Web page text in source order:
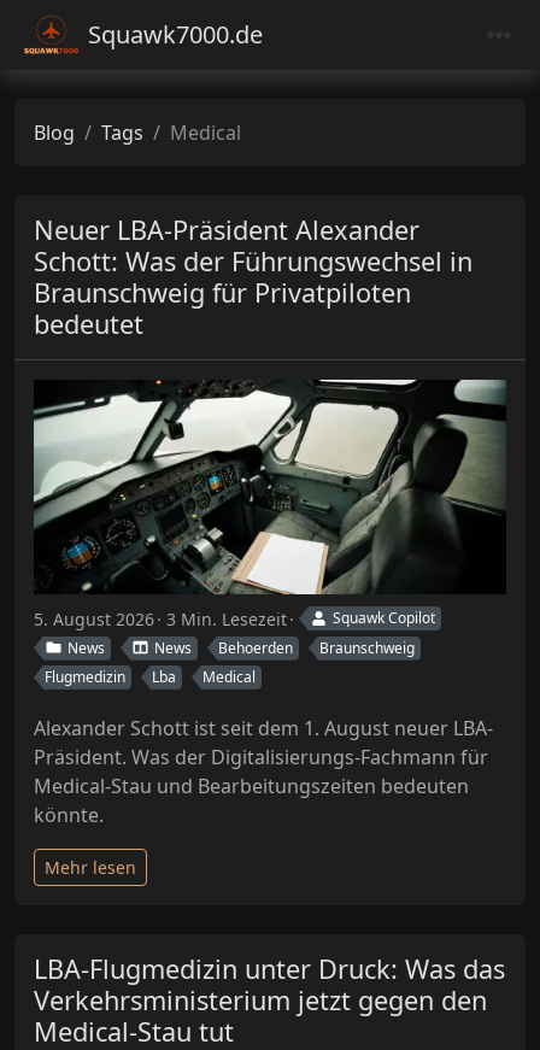
Squawk7000.de
Blog Tags Medical
Neuer LBA-Präsident Alexander
Schott: Was der Führungswechsel in
Braunschweig für Privatpiloten
bedeutet
5. August 2026 3 Min. Lesezeit
Squawk Copilot
News
News Behoerden
Braunschweig
Flugmedizin
Lba Medical
Alexander Schott ist seit dem 1. August neuer LBA-
Präsident. Was der Digitalisierungs-Fachmann für
Medical-Stau und Bearbeitungszeiten bedeuten
könnte.
Mehr lesen
LBA-Flugmedizin unter Druck: Was das
Verkehrsministerium jetzt gegen den
Medical-Stau tut